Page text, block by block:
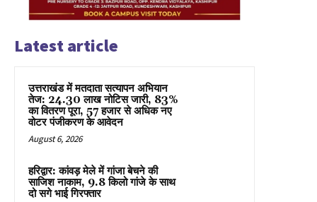
Latest article
उत्तराखंड में मतदाता सत्यापन अभियान
तेज: 24.30 लाख नोटिस जारी, 83%
का वितरण पूरा, 57 हजार से अधिक नए
वोटर पंजीकरण के आवेदन
August 6, 2026
हरिद्वार: कांवड़ मेले में गांजा बेचने की
साजिश नाकाम, 9.8 किलो गांजे के साथ
दो सगे भाई गिरफ्तार